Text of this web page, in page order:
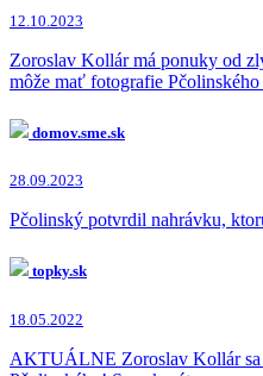
12.10.2023
Zoroslav Kollár má ponuky od
môže mať fotografie
domov.sme.sk
28.09.2023
Pčolinský potvrdil nahrávku,
topky.sk
18.05.2022
AKTUÁLNE Zoroslav Kollár sa